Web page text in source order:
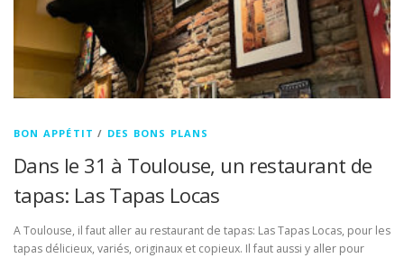
BON APPÉTIT / DES BONS PLANS
Dans le 31 à Toulouse, un restaurant de
tapas: Las Tapas Locas
A Toulouse, il faut aller au restaurant de tapas: Las Tapas Locas, pour les
tapas délicieux, variés, originaux et copieux. Il faut aussi y aller pour